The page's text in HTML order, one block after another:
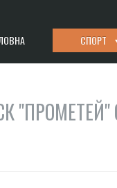
СПОРТ
"ПРОМЕТЕЙ"